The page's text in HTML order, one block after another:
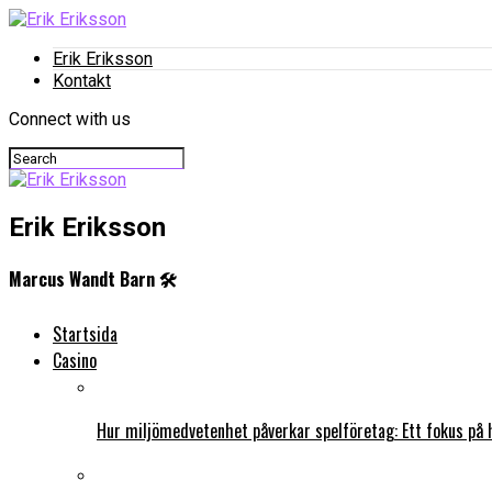
Erik Eriksson
Kontakt
Connect with us
Erik Eriksson
Marcus Wandt Barn 🛠️
Startsida
Casino
Hur miljömedvetenhet påverkar spelföretag: Ett fokus på